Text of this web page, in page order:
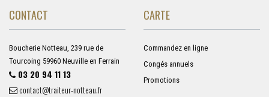
CONTACT
Boucherie Notteau, 239 rue de
Tourcoing 59960 Neuville en Ferrain
03 20 94 11 13
contact@traiteur-notteau.fr
CARTE
Commandez en ligne
Congés annuels
Promotions